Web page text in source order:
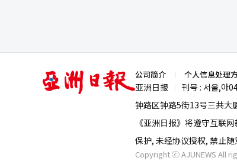
亚
洲
日
公司简介 个人信息处理
亚洲日报 刊号 : 서울,아
钟路区钟路5街13号三共大
《亚洲日报》将遵守互联
保护, 未经协议授权, 禁止随
Copyright ⓒ AJUNEWS All